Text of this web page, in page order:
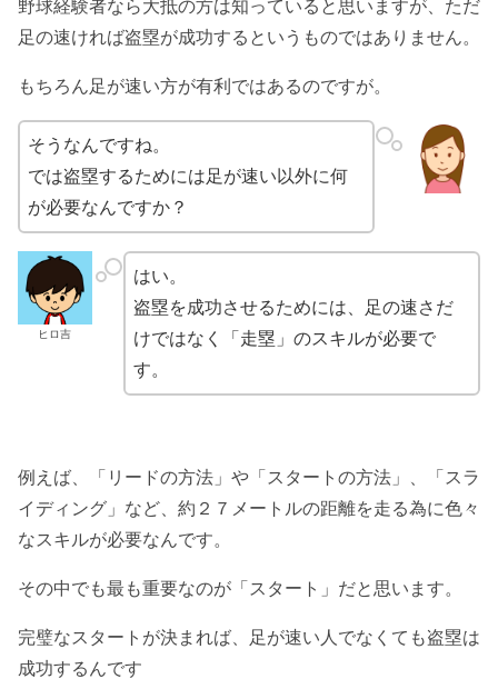
野球経験者なら大抵の方は知っていると思いますが、ただ
足の速ければ盗塁が成功するというものではありません。
もちろん足が速い方が有利ではあるのですが。
そうなんですね。
では盗塁するためには足が速い以外に何
が必要なんですか？
ヒロ吉
はい。
盗塁を成功させるためには、足の速さだ
けではなく「走塁」のスキルが必要で
す。
例えば、「リードの方法」や「スタートの方法」、「スラ
イディング」など、約２７メートルの距離を走る為に色々
なスキルが必要なんです。
その中でも最も重要なのが「スタート」だと思います。
完璧なスタートが決まれば、足が速い人でなくても盗塁は
成功するんです